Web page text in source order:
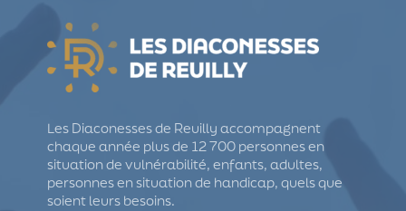
Les Diaconesses de Reuilly accompagnent
chaque année plus de 12 700 personnes en
situation de vulnérabilité, enfants, adultes,
personnes en situation de handicap, quels que
soient leurs besoins.